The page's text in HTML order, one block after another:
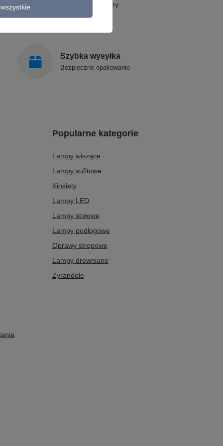
STYLOWE LAMPY
Szybka wysyłka
Bezpieczne opakowanie
Popularne kategorie
Lampy wiszące
Lampy sufitowe
Kinkiety
Lampy LED
Lampy stołowe
Lampy podłogowe
Oprawy stropowe
Lampy drewniane
Żyrandole